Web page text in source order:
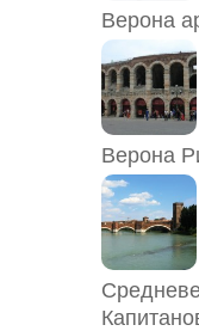
Верона
Верона